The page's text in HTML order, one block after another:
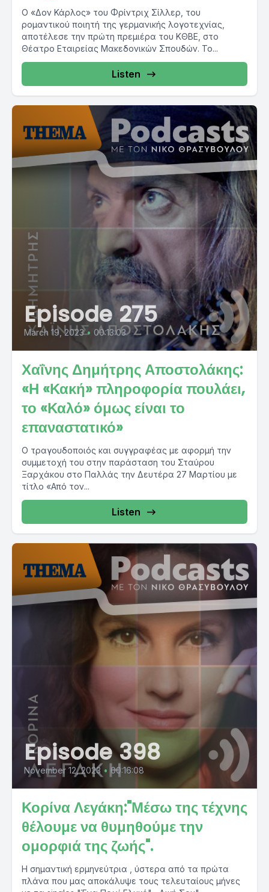
O «Δον Κάρλος» του Φρίντριχ Σίλλερ, του
ρομαντικού ποιητή της γερμανικής λογοτεχνίας,
αποτέλεσε την πρώτη πρεμιέρα του ΚΘΒΕ, στο
Θέατρο Εταιρείας Μακεδονικών Σπουδών. Το...
Listen
Episode 275
March 19, 2023 • 00:13:03
Χαΐνης Δημήτρης Αποστολάκης:
«Η «Κακή» πληροφορία πουλάει,
το «Καλό» όμως είναι το
επαναστατικό»
Ο τραγουδοποιός και συγγραφέας με αφορμή την
συμμετοχή του στην παράσταση του Σταύρου
Ξαρχάκου στο Παλλάς την Δευτέρα 27 Μαρτίου με
τίτλο «Από τον...
Listen
Episode 398
November 12, 2023 • 00:16:08
Κορίνα Λεγάκη:"Μέσω της τέχνης
θέλουμε να θυμηθούμε την
ομορφιά της ζωής".
Η σημαντική ερμηνεύτρια , ύστερα από τα πρώτα
πλάνα που μας αποκάλυψε τους τελευταίους μήνες